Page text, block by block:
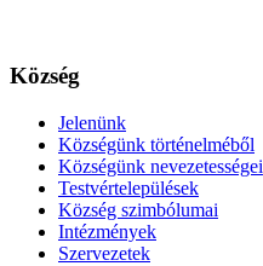
Község
Jelenünk
Községünk történelméből
Községünk nevezetességei
Testvértelepülések
Község szimbólumai
Intézmények
Szervezetek